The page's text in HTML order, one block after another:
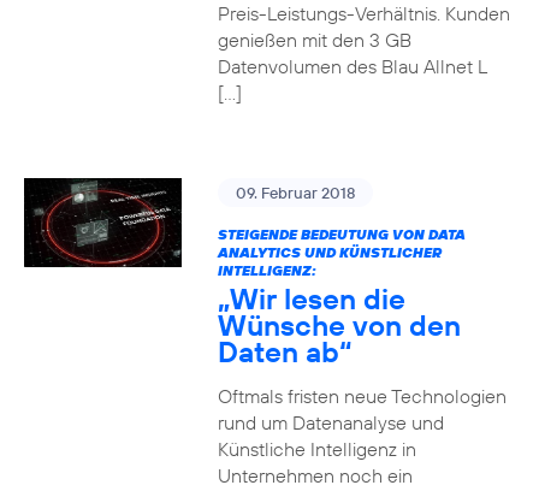
Preis-Leistungs-Verhältnis. Kunden
genießen mit den 3 GB
Datenvolumen des Blau Allnet L
[…]
09. Februar 2018
STEIGENDE BEDEUTUNG VON DATA
ANALYTICS UND KÜNSTLICHER
INTELLIGENZ:
„Wir lesen die
Wünsche von den
Daten ab“
Oftmals fristen neue Technologien
rund um Datenanalyse und
Künstliche Intelligenz in
Unternehmen noch ein